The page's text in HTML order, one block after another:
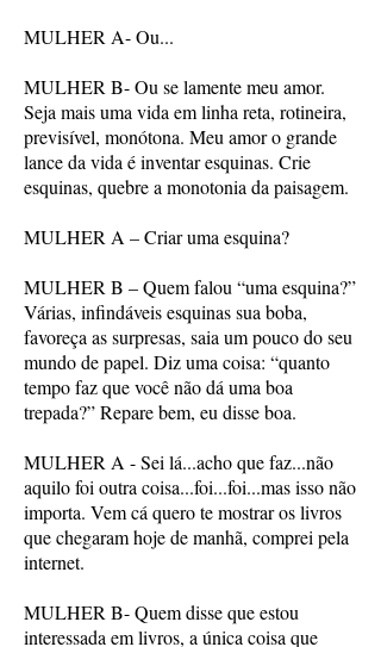
MULHER A- Ou...
MULHER B- Ou se lamente meu amor.
Seja mais uma vida em linha reta, rotineira,
previsível, monótona. Meu amor o grande
lance da vida é inventar esquinas. Crie
esquinas, quebre a monotonia da paisagem.
MULHER A – Criar uma esquina?
MULHER B – Quem falou “uma esquina?”
Várias, infindáveis esquinas sua boba,
favoreça as surpresas, saia um pouco do seu
mundo de papel. Diz uma coisa: “quanto
tempo faz que você não dá uma boa
trepada?” Repare bem, eu disse boa.
MULHER A - Sei lá...acho que faz...não
aquilo foi outra coisa...foi...foi...mas isso não
importa. Vem cá quero te mostrar os livros
que chegaram hoje de manhã, comprei pela
internet.
MULHER B- Quem disse que estou
interessada em livros, a única coisa que